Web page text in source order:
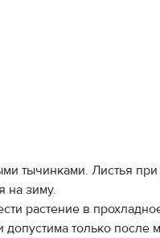
тычинками. Листья
на зиму.
растение в
только после